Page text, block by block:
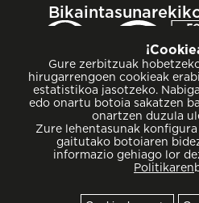
Gure zerbitzuak
hirugarrengoen cookieak
estatistikoa jasotzeko.
edo onartu botoia sakatzen
onartzen duzula
Zure lehentasunak
gaitutako botoiaren
informazio gehiago lor
Politikaren